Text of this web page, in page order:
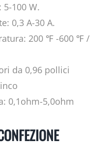
100 W.
0,3 A-30 A.
200 ℉ -600 ℉ /
da 0,96 pollici
0,1ohm-5,0ohm